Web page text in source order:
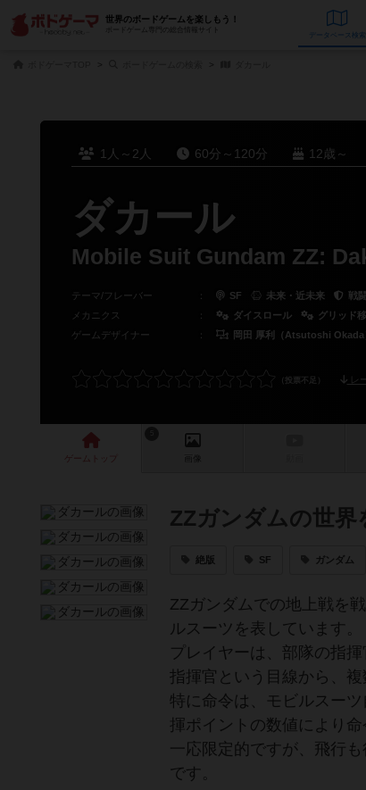
世界のボードゲームを楽しもう！
ボードゲーム専門の総合情報サイト
デー
1人～2人 60分～120分 12歳～
ダカール
Mobile Suit Gundam ZZ:
テーマ/フレーバー ： SF 未来・近未来 戦
メカニクス
： ダイスロール
グリッド
ゲームデザイナー
： 岡田 厚利（Atsutoshi Okada
レ
ゲーム 画像
ZZガンダムの世界
絶版 SF ガンダム
ZZガンダムでの地上戦を
ルスーツを表しています。
プレイヤーは、部隊の指
指揮官という目線から、
特に命令は、モビルスー
揮ポイントの数値により
一応限定的ですが、飛行
です。